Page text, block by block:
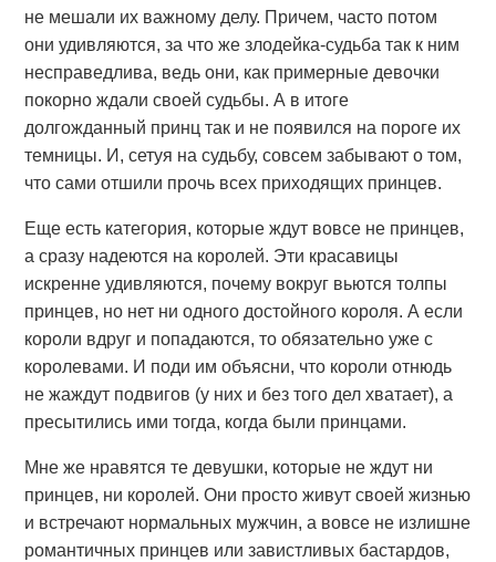
не мешали их важному делу. Причем, часто потом
они удивляются, за что же злодейка-судьба так к ним
несправедлива, ведь они, как примерные девочки
покорно ждали своей судьбы. А в итоге
долгожданный принц так и не появился на пороге их
темницы. И, сетуя на судьбу, совсем забывают о том,
что сами отшили прочь всех приходящих принцев.
Еще есть категория, которые ждут вовсе не принцев,
а сразу надеются на королей. Эти красавицы
искренне удивляются, почему вокруг вьются толпы
принцев, но нет ни одного достойного короля. А если
короли вдруг и попадаются, то обязательно уже с
королевами. И поди им объясни, что короли отнюдь
не жаждут подвигов (у них и без того дел хватает), а
пресытились ими тогда, когда были принцами.
Мне же нравятся те девушки, которые не ждут ни
принцев, ни королей. Они просто живут своей жизнью
и встречают нормальных мужчин, а вовсе не излишне
романтичных принцев или завистливых бастардов,